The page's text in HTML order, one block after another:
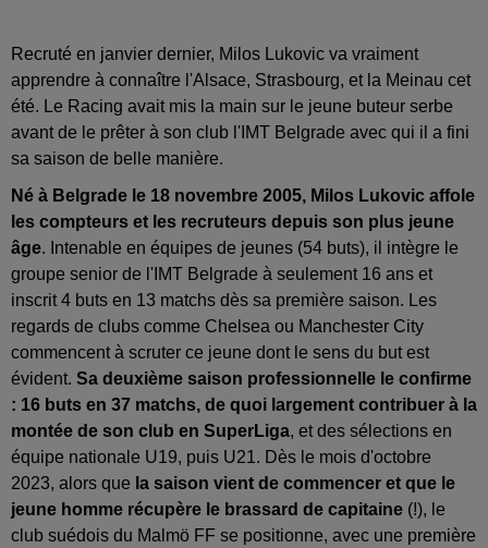
Recruté en janvier dernier, Milos Lukovic va vraiment
apprendre à connaître l'Alsace, Strasbourg, et la Meinau cet
été. Le Racing avait mis la main sur le jeune buteur serbe
avant de le prêter à son club l'IMT Belgrade avec qui il a fini
sa saison de belle manière.
Né à Belgrade le 18 novembre 2005, Milos Lukovic affole
les compteurs et les recruteurs depuis son plus jeune
âge. Intenable en équipes de jeunes (54 buts), il intègre le
groupe senior de l'IMT Belgrade à seulement 16 ans et
inscrit 4 buts en 13 matchs dès sa première saison. Les
regards de clubs comme Chelsea ou Manchester City
commencent à scruter ce jeune dont le sens du but est
évident. Sa deuxième saison professionnelle le confirme
: 16 buts en 37 matchs, de quoi largement contribuer à la
montée de son club en SuperLiga, et des sélections en
équipe nationale U19, puis U21. Dès le mois d'octobre
2023, alors que la saison vient de commencer et que le
jeune homme récupère le brassard de capitaine (!), le
club suédois du Malmö FF se positionne, avec une première